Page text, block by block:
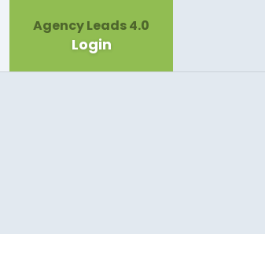
Agency Leads 4.0
Login